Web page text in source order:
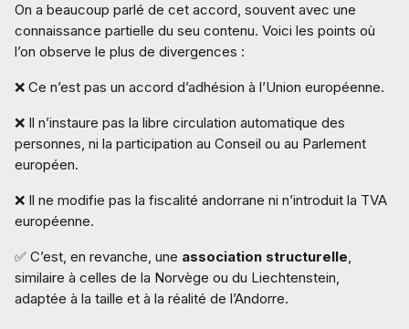
On a beaucoup parlé de cet accord, souvent avec une
connaissance partielle du seu contenu. Voici les points où
l’on observe le plus de divergences :
❌ Ce n’est pas un accord d’adhésion à l’Union européenne.
❌ Il n’instaure pas la libre circulation automatique des
personnes, ni la participation au Conseil ou au Parlement
européen.
❌ Il ne modifie pas la fiscalité andorrane ni n’introduit la TVA
européenne.
✅ C’est, en revanche, une association structurelle,
similaire à celles de la Norvège ou du Liechtenstein,
adaptée à la taille et à la réalité de l’Andorre.